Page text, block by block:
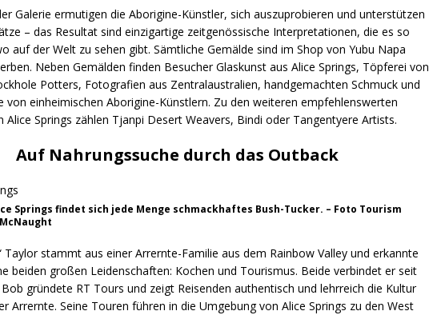
Galerie ermutigen die Aborigine-Künstler, sich auszuprobieren und unterstützen
– das Resultat sind einzigartige zeitgenössische Interpretationen, die es so
auf der Welt zu sehen gibt. Sämtliche Gemälde sind im Shop von Yubu Napa
Neben Gemälden finden Besucher Glaskunst aus Alice Springs, Töpferei von
Potters, Fotografien aus Zentralaustralien, handgemachten Schmuck und
von einheimischen Aborigine-Künstlern. Zu den weiteren empfehlenswerten
Alice Springs zählen Tjanpi Desert Weavers, Bindi oder Tangentyere Artists.
Auf Nahrungssuche durch das Outback
Springs findet sich jede Menge schmackhaftes Bush-Tucker. – Foto Tourism
Taylor stammt aus einer Arrernte-Familie aus dem Rainbow Valley und erkannte
beiden großen Leidenschaften: Kochen und Tourismus. Beide verbindet er seit
Bob gründete RT Tours und zeigt Reisenden authentisch und lehrreich die Kultur
Arrernte. Seine Touren führen in die Umgebung von Alice Springs zu den West